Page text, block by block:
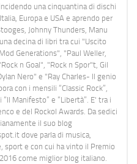
una cinquantina di dischi
Europa e USA e aprendo per
Johnny Thunders, Manu
decina di libri tra cui "Uscito
Generations", "Paul Weller,
n Goal", "Rock n Spor"t, Gil
Nero" e "Ray Charles- Il genio
con i mensili “Classic Rock”,
Manifesto” e “Libertà”. E' tra i
e del Rockol Awards. Da sedici
il suo blog
dove parla di musica,
sport e con cui ha vinto il Premio
come miglior blog italiano.